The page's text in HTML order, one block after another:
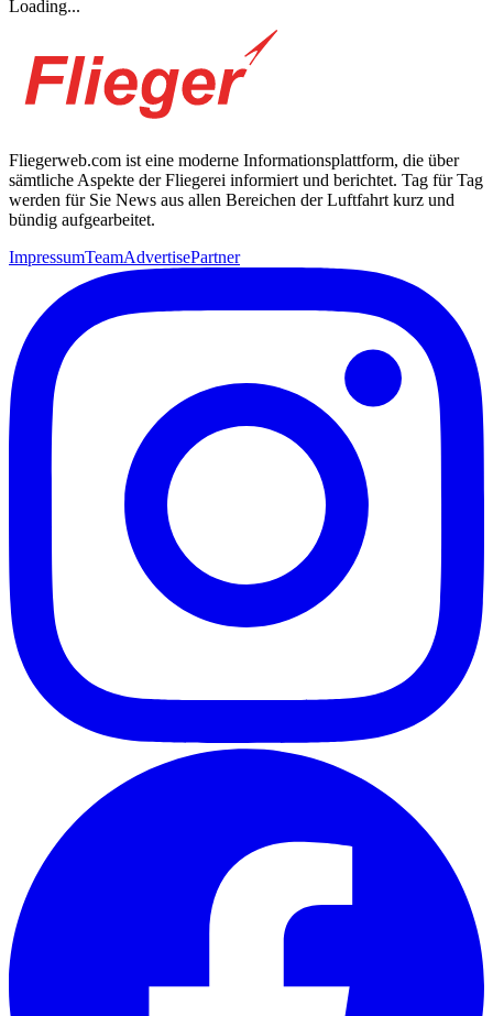
Loading...
Fliegerweb.com ist eine moderne Informationsplattform, die über
sämtliche Aspekte der Fliegerei informiert und berichtet. Tag für Tag
werden für Sie News aus allen Bereichen der Luftfahrt kurz und
bündig aufgearbeitet.
ImpressumTeamAdvertisePartner